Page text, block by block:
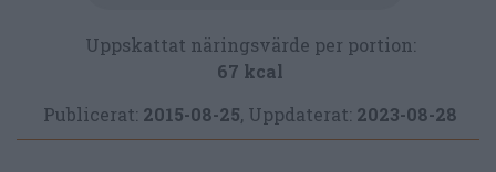
Uppskattat näringsvärde per portion:
67 kcal
Publicerat: 2015-08-25, Uppdaterat: 2023-08-28